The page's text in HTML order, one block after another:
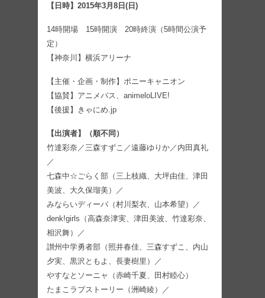
【日時】2015年3月8日(日)
14時開場 15時開演 20時終演（5時間公演予
定）
【神奈川】横浜アリーナ
【主催・企画・制作】ポニーキャニオン
【協賛】アニメパス、animeloLIVE!
【後援】きゃにめ.jp
【出演者】（順不同）
竹達彩奈／三森すずこ／遠藤ゆりか／内田真礼
／
七森中☆ごらく部（三上枝織、大坪由佳、津田
美波、大久保瑠美）／
みならいディーバ（村川梨衣、山本希望）／
denk!girls（高森奈津実、津田美波、竹達彩奈、
相沢舞）／
讃州中学勇者部（照井春佳、三森すずこ、内山
夕実、黒沢ともよ、長妻樹里）／
やすなとソーニャ（赤崎千夏、田村睦心）
たまこラブストーリー（洲崎綾）／